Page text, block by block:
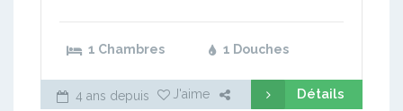
1 Chambres 1 Douches
4 ans depuis J'aime Détails